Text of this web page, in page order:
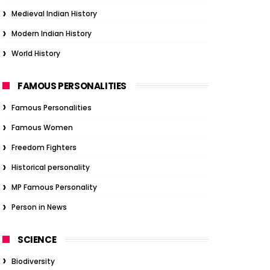
Medieval Indian History
Modern Indian History
World History
FAMOUS PERSONALITIES
Famous Personalities
Famous Women
Freedom Fighters
Historical personality
MP Famous Personality
Person in News
SCIENCE
Biodiversity